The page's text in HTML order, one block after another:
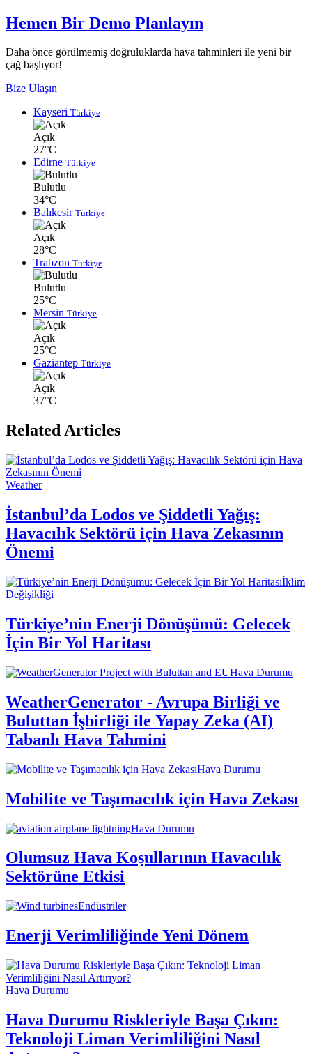
Hemen Bir Demo Planlayın
Daha önce görülmemiş doğruluklarda hava tahminleri ile yeni bir
çağ başlıyor!
Bize Ulaşın
Kayseri Türkiye
Açık
27°C
Edirne Türkiye
Bulutlu
34°C
Balıkesir Türkiye
Açık
28°C
Trabzon Türkiye
Bulutlu
25°C
Mersin Türkiye
Açık
25°C
Gaziantep Türkiye
Açık
37°C
Related Articles
Weather
İstanbul’da Lodos ve Şiddetli Yağış:
Havacılık Sektörü için Hava Zekasının
Önemi
İklim
Değişikliği
Türkiye’nin Enerji Dönüşümü: Gelecek
İçin Bir Yol Haritası
Hava Durumu
WeatherGenerator - Avrupa Birliği ve
Buluttan İşbirliği ile Yapay Zeka (AI)
Tabanlı Hava Tahmini
Hava Durumu
Mobilite ve Taşımacılık için Hava Zekası
Hava Durumu
Olumsuz Hava Koşullarının Havacılık
Sektörüne Etkisi
Endüstriler
Enerji Verimliliğinde Yeni Dönem
Hava Durumu
Hava Durumu Riskleriyle Başa Çıkın:
Teknoloji Liman Verimliliğini Nasıl